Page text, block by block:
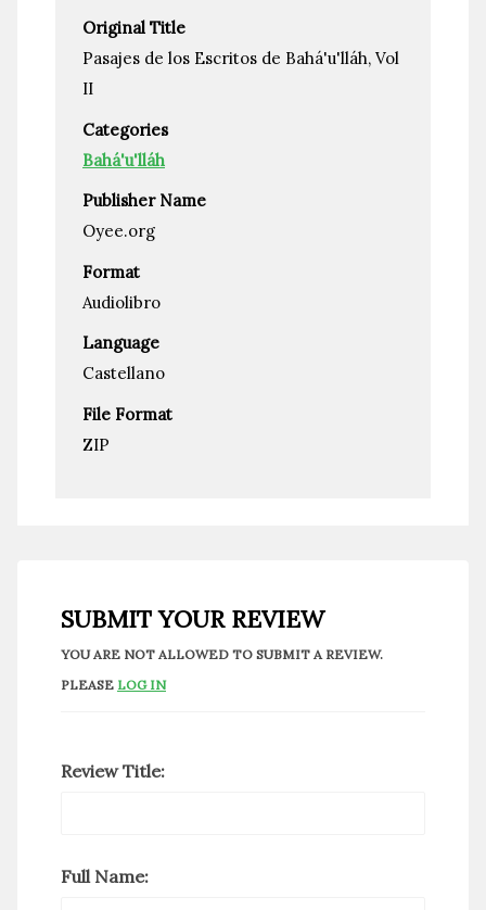
Original Title
Pasajes de los Escritos de Bahá'u'lláh, Vol
II
Categories
Bahá'u'lláh
Publisher Name
Oyee.org
Format
Audiolibro
Language
Castellano
File Format
ZIP
SUBMIT YOUR REVIEW
YOU ARE NOT ALLOWED TO SUBMIT A REVIEW.
PLEASE LOG IN
Review Title:
Full Name: